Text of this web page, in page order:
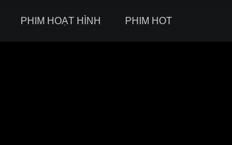
PHIM HOẠT HÌNH PHIM HOT